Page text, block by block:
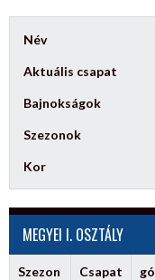
Név
Aktuális csapat
Bajnokságok
Szezonok
Kor
MEGYEI I. OSZTÁLY
Szezon Csapat